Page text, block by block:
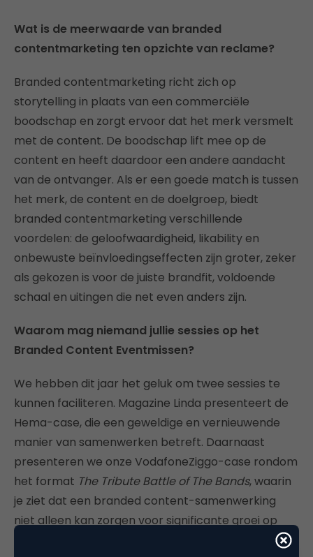
Wat is de meerwaarde van branded
contentmarketing ten opzichte van reclame?
Branded contentmarketing richt zich op
storytelling in plaats van een commerciële
boodschap en zorgt ervoor dat het merk versmelt
met de content. De boodschap lift mee op de
content en heeft daardoor een andere aandacht
van de ontvanger. Als er een goede match is tussen
het merk, de content en de doelgroep, biedt
branded contentmarketing verschillende
voordelen: de geloofwaardigheid, likability en
onbewuste beïnvloedingseffecten zijn groter, zeker
als gekozen is voor de juiste brandfit, voldoende
schaal en uitingen die net even anders zijn.
Waarom mag niemand jullie sessies op het
Branded Content Eventmissen?
We hebben dit jaar het geluk om twee sessies te
kunnen faciliteren. Magazine Linda presenteert de
Hema-case, die een geweldige en vernieuwende
manier van samenwerken betreft. Daarnaast
presenteren we onze VodafoneZiggo-case rondom
het format The Tribute Battle of The Bands, waarin
je ziet dat een branded content-samenwerking
niet alleen kan zorgen voor significante groei op
houding en overweging van VodafoneZiggo, maar